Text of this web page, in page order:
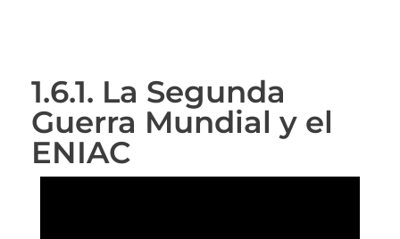
1.6.1. La Segunda
Guerra Mundial y el
ENIAC